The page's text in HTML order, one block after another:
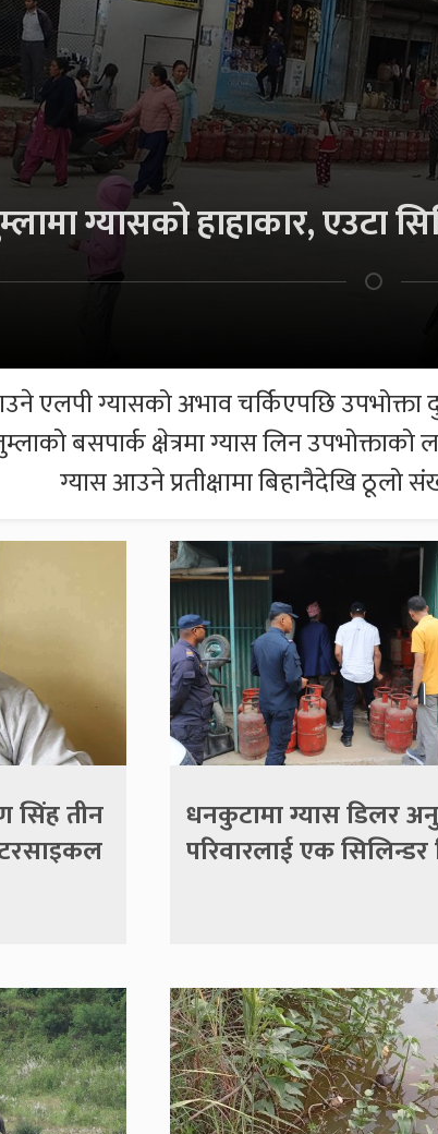
ग्यासको हाहाकार, एउटा
एलपी ग्यासको अभाव चर्किएपछि
बसपार्क क्षेत्रमा ग्यास लिन
ग्यास आउने प्रतीक्षामा बिहानैदेखि ठूलो
सिंह तीन
धनकुटामा ग्यास डिलर
परिवारलाई एक सिलिन्डर